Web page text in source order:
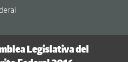
Legislativa del